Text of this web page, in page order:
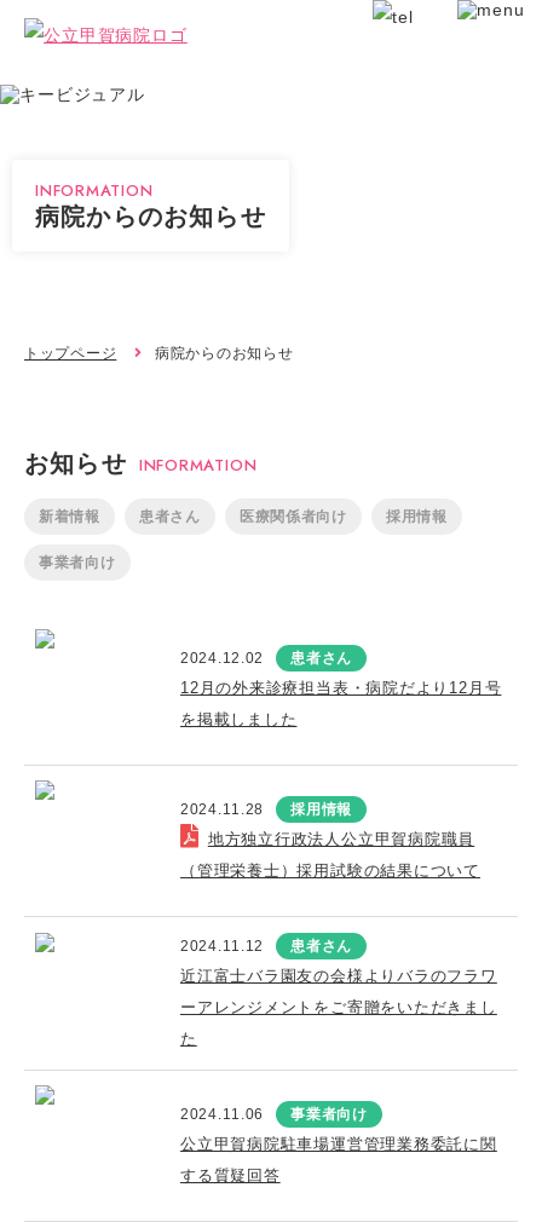
INFORMATION
病院からのお知らせ
トップページ 病院からのお知らせ
お知らせ INFORMATION
新着情報 患者さん 医療関係者向け 採用情報
事業者向け
2024.12.02 患者さん
12月の外来診療担当表・病院だより12月号
を掲載しました
2024.11.28 採用情報
地方独立行政法人公立甲賀病院職員
（管理栄養士）採用試験の結果について
2024.11.12 患者さん
近江富士バラ園友の会様よりバラのフラワ
ーアレンジメントをご寄贈をいただきまし
た
2024.11.06 事業者向け
公立甲賀病院駐車場運営管理業務委託に関
する質疑回答